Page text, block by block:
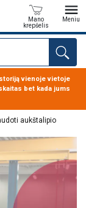
Mano
krepšelis
Meniu
vienoje vietoje
bet kada jums
aukštalipio